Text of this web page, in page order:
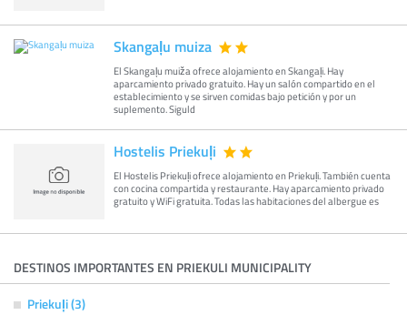
Skangaļu muiza
El Skangaļu muiža ofrece alojamiento en Skangaļi. Hay
aparcamiento privado gratuito. Hay un salón compartido en el
establecimiento y se sirven comidas bajo petición y por un
suplemento. Siguld
Hostelis Priekuļi
El Hostelis Priekuļi ofrece alojamiento en Priekuļi. También cuenta
con cocina compartida y restaurante. Hay aparcamiento privado
gratuito y WiFi gratuita. Todas las habitaciones del albergue es
DESTINOS IMPORTANTES EN PRIEKULI MUNICIPALITY
Priekuļi (3)